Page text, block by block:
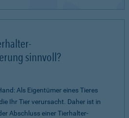
sinnvoll?
Als Eigentümer eines Tieres
Ihr Tier verursacht. Daher ist in
Abschluss einer Tierhalter-